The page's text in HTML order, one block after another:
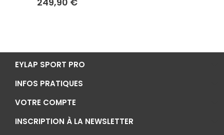
EYLAP SPORT PRO
INFOS PRATIQUES
VOTRE COMPTE
INSCRIPTION À LA NEWSLETTER